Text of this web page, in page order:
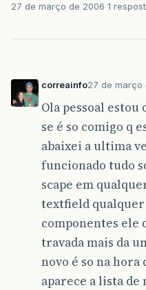
27 de março de 2006 1
correainfo27 de março
Ola pessoal
se é so comigo q
abaixei a ultima
funcionado tudo
scape em
textfield qualquer
componentes ele
travada mais da
novo é so na hora
aparece a lista de